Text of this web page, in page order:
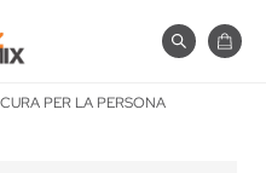
Cerca
CURA PER LA PERSONA